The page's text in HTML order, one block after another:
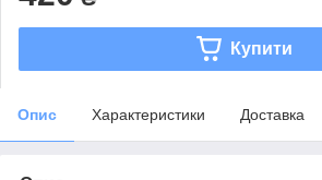
Купити
Опис Характеристики Доставка